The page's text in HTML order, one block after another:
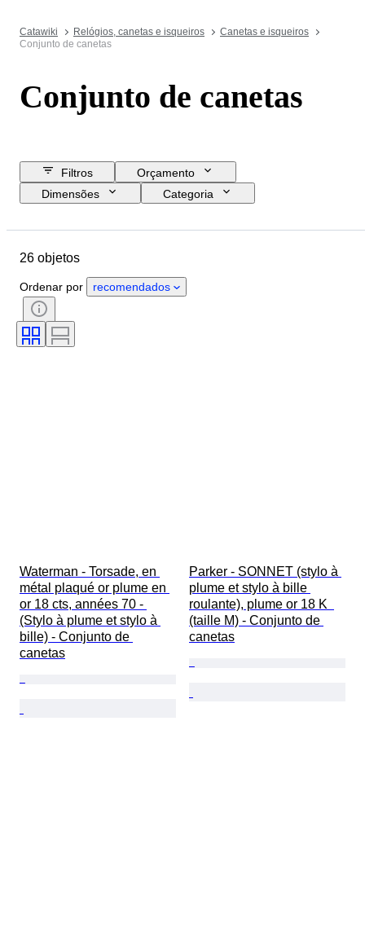
Catawiki Relógios, canetas e isqueiros
Canetas e isqueiros
Conjunto de canetas
Conjunto de canetas
Filtros
Orçamento
Dimensões
Categoria
País de origem
Período
Tamanho do aparo:
26 objetos
Ordenar por recomendados
Waterman - Torsade, en
métal plaqué or plume en
or 18 cts, années 70 -
(Stylo à plume et stylo à
bille) - Conjunto de
canetas
Parker - SONNET (stylo à
plume et stylo à bille
roulante), plume or 18 K
(taille M) - Conjunto de
canetas